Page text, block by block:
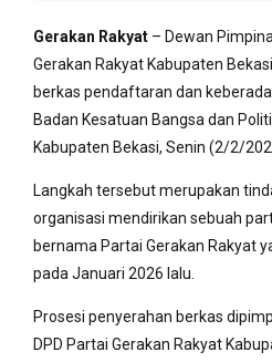
Gerakan Rakyat – Dewan
Gerakan Rakyat Kabupaten
berkas pendaftaran dan
Badan Kesatuan Bangsa dan
Kabupaten Bekasi, Senin (2/2/
Langkah tersebut merupakan
organisasi mendirikan sebuah
bernama Partai Gerakan Rakyat
pada Januari 2026 lalu.
Prosesi penyerahan berkas
DPD Partai Gerakan Rakyat